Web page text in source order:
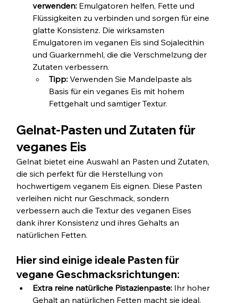
verwenden: Emulgatoren helfen, Fette und
Flüssigkeiten zu verbinden und sorgen für eine
glatte Konsistenz. Die wirksamsten
Emulgatoren im veganen Eis sind Sojalecithin
und Guarkernmehl, die die Verschmelzung der
Zutaten verbessern.
Tipp: Verwenden Sie Mandelpaste als
Basis für ein veganes Eis mit hohem
Fettgehalt und samtiger Textur.
Gelnat-Pasten und Zutaten für
veganes Eis
Gelnat bietet eine Auswahl an Pasten und Zutaten,
die sich perfekt für die Herstellung von
hochwertigem veganem Eis eignen. Diese Pasten
verleihen nicht nur Geschmack, sondern
verbessern auch die Textur des veganen Eises
dank ihrer Konsistenz und ihres Gehalts an
natürlichen Fetten.
Hier sind einige ideale Pasten für
vegane Geschmacksrichtungen:
Extra reine natürliche Pistazienpaste: Ihr hoher
Gehalt an natürlichen Fetten macht sie ideal,